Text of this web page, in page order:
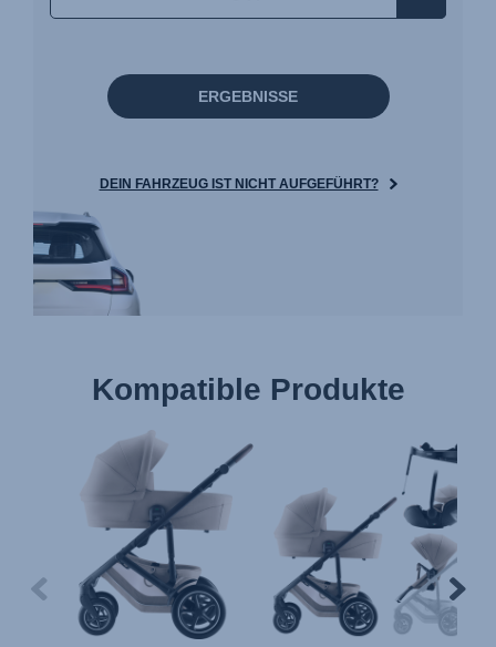
ERGEBNISSE
DEIN FAHRZEUG IST NICHT AUFGEFÜHRT?
Kompatible Produkte